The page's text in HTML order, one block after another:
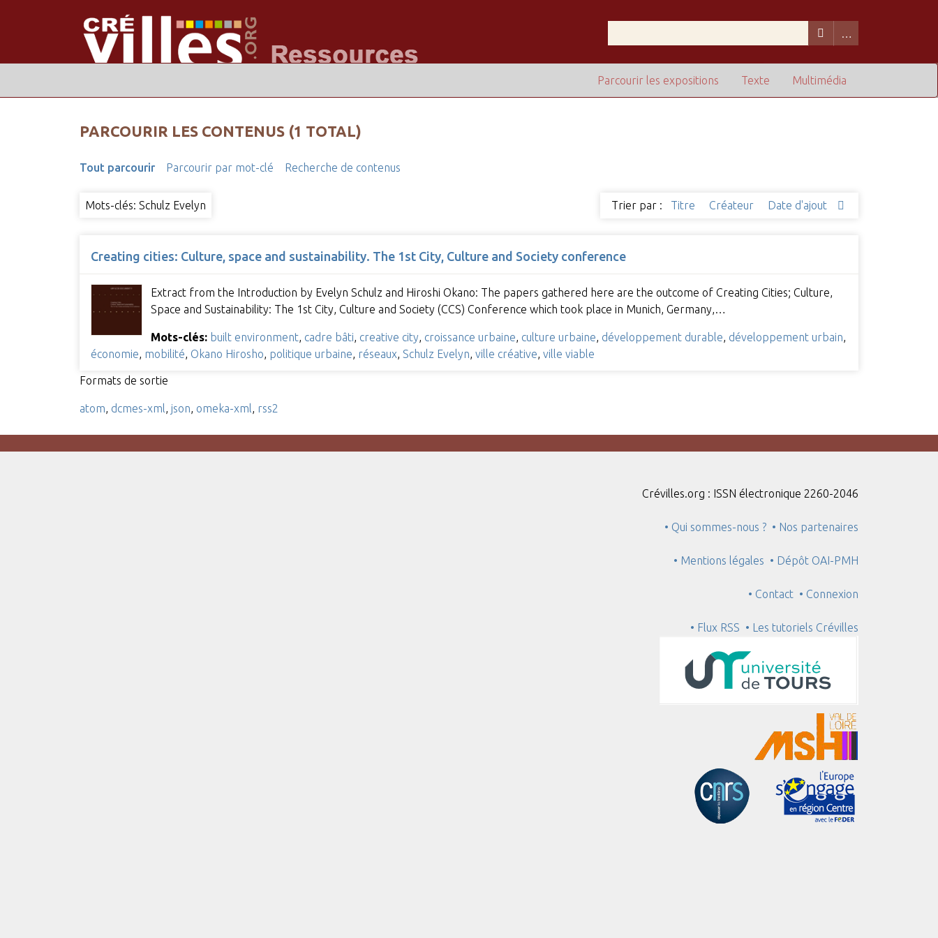
Multimédia
Texte
Parcourir les expositions
PARCOURIR LES CONTENUS (1 TOTAL)
Tout parcourir Parcourir par mot-clé Recherche de contenus
Mots-clés: Schulz Evelyn Trier par : Titre Créateur Date d'ajout
Creating cities: Culture, space and sustainability. The 1st City, Culture and Society conference
Extract from the Introduction by Evelyn Schulz and Hiroshi Okano: The papers gathered here are the outcome of Creating Cities; Culture,
Space and Sustainability: The 1st City, Culture and Society (CCS) Conference which took place in Munich, Germany,…
Mots-clés: built environment, cadre bâti creative city croissance urbaine culture urbaine développement durable développement urbain
économie mobilité Okano Hirosho politique urbaine réseaux Schulz Evelyn ville créative ville viable
Formats de sortie
atom dcmes-xml json omeka-xml rss2
Crévilles.org : ISSN électronique 2260-2046
• Qui sommes-nous ? • Nos partenaires
• Mentions légales • Dépôt OAI-PMH
• Contact • Connexion
• Flux RSS • Les tutoriels Crévilles